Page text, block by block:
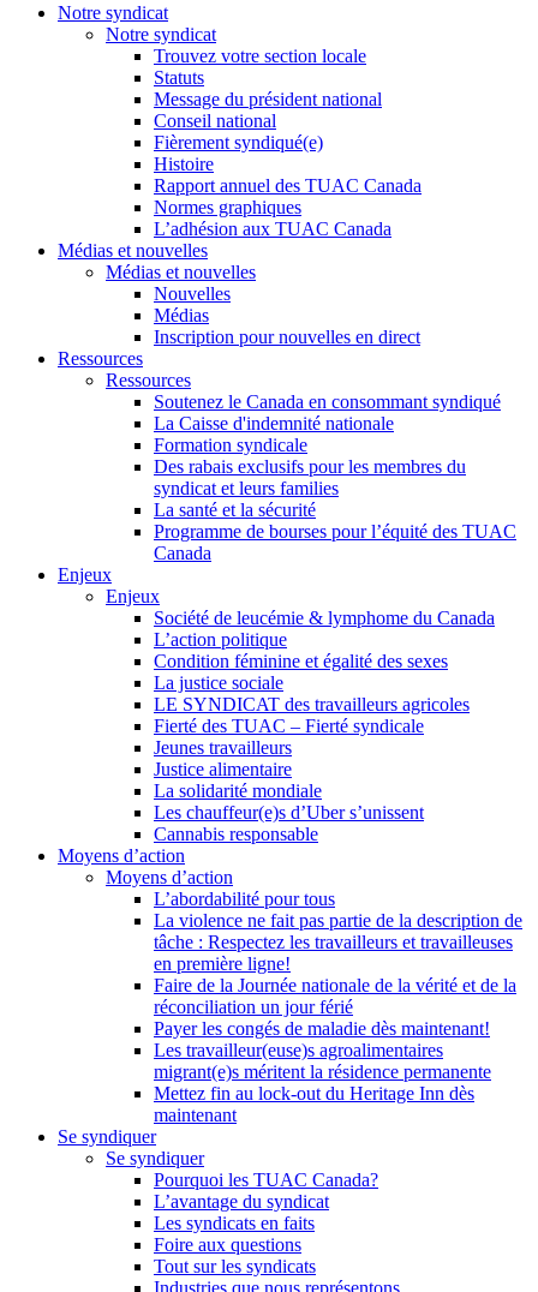
Notre syndicat
Notre syndicat
Trouvez votre section locale
Statuts
Message du président national
Conseil national
Fièrement syndiqué(e)
Histoire
Rapport annuel des TUAC Canada
Normes graphiques
L’adhésion aux TUAC Canada
Médias et nouvelles
Médias et nouvelles
Nouvelles
Médias
Inscription pour nouvelles en direct
Ressources
Ressources
Soutenez le Canada en consommant syndiqué
La Caisse d'indemnité nationale
Formation syndicale
Des rabais exclusifs pour les membres du
syndicat et leurs families
La santé et la sécurité
Programme de bourses pour l’équité des TUAC
Canada
Enjeux
Enjeux
Société de leucémie & lymphome du Canada
L’action politique
Condition féminine et égalité des sexes
La justice sociale
LE SYNDICAT des travailleurs agricoles
Fierté des TUAC – Fierté syndicale
Jeunes travailleurs
Justice alimentaire
La solidarité mondiale
Les chauffeur(e)s d’Uber s’unissent
Cannabis responsable
Moyens d’action
Moyens d’action
L’abordabilité pour tous
La violence ne fait pas partie de la description de
tâche : Respectez les travailleurs et travailleuses
en première ligne!
Faire de la Journée nationale de la vérité et de la
réconciliation un jour férié
Payer les congés de maladie dès maintenant!
Les travailleur(euse)s agroalimentaires
migrant(e)s méritent la résidence permanente
Mettez fin au lock-out du Heritage Inn dès
maintenant
Se syndiquer
Se syndiquer
Pourquoi les TUAC Canada?
L’avantage du syndicat
Les syndicats en faits
Foire aux questions
Tout sur les syndicats
Industries que nous représentons